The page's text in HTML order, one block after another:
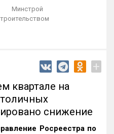
Минстрой
+
квартале на
снижение
Росреестра по